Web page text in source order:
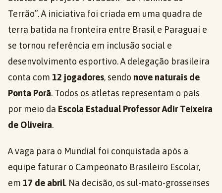
Terrão”. A iniciativa foi criada em uma quadra de
terra batida na fronteira entre Brasil e Paraguai e
se tornou referência em inclusão social e
desenvolvimento esportivo. A delegação brasileira
conta com 12 jogadores, sendo nove naturais de
Ponta Porã. Todos os atletas representam o país
por meio da Escola Estadual Professor Adir Teixeira
de Oliveira.
A vaga para o Mundial foi conquistada após a
equipe faturar o Campeonato Brasileiro Escolar,
em 17 de abril. Na decisão, os sul-mato-grossenses